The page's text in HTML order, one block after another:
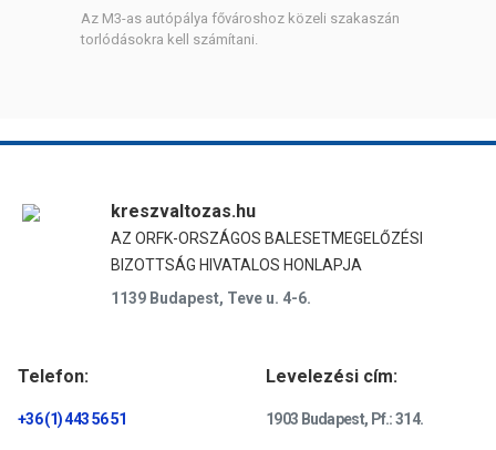
Az M3-as autópálya fővároshoz közeli szakaszán
torlódásokra kell számítani.
kreszvaltozas.hu
AZ ORFK-ORSZÁGOS BALESETMEGELŐZÉSI
BIZOTTSÁG HIVATALOS HONLAPJA
1139 Budapest, Teve u. 4-6.
Telefon:
+36 (1) 443 56 51
Levelezési cím:
1903 Budapest, Pf.: 314.